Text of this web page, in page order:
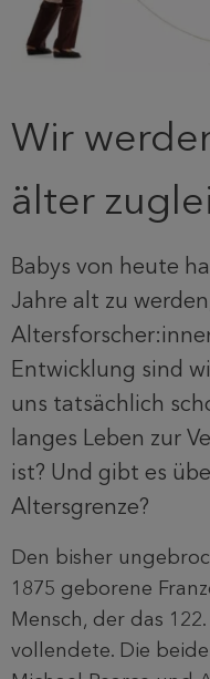
Wir
älter
Babys von heute
Jahre alt zu
Entwicklung sind
uns tatsächlich
langes Leben zur
ist? Und gibt es
Altersgrenze?
Den bisher
1875 geborene
Mensch, der das
vollendete. Die